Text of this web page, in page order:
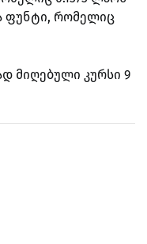
ფუნტი, რომელიც
მიღებული კურსი 9